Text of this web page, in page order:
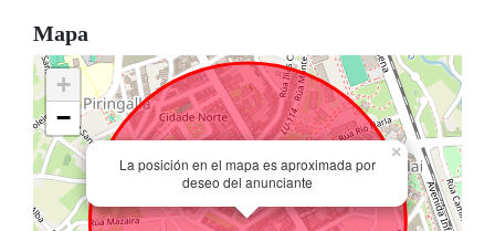
Mapa
La posición en el mapa es aproximada por
deseo del anunciante
×
+
−